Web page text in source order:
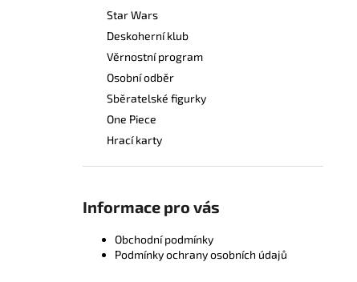
Star Wars
Deskoherní klub
Věrnostní program
Osobní odběr
Sběratelské figurky
One Piece
Hrací karty
Informace pro vás
Obchodní podmínky
Podmínky ochrany osobních údajů